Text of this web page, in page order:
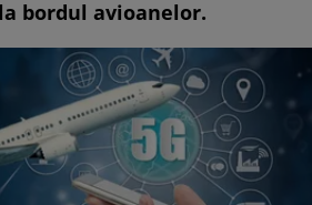
bordul avioanelor.